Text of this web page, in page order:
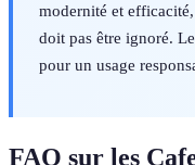
modernité et
doit pas être ignoré.
pour un usage
FAQ sur les